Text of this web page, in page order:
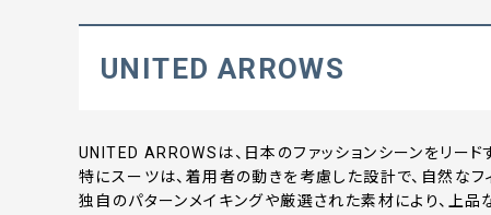
UNITED ARROWS
UNITED ARROWSは、日本のファッションシーンをリー
特にスーツは、着用者の動きを考慮した設計で、自然なフ
独自のパターンメイキングや厳選された素材により、上品